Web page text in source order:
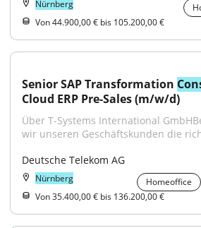
Nürnberg
Von 44.900,00 € bis 105.200,00 €
Senior SAP Transformation
Cloud ERP Pre-Sales (m/w/d)
Über T-Systems International
wir unseren Geschäftskunden die
Deutsche Telekom AG
Nürnberg Homeoffice
Von 35.400,00 € bis 136.200,00 €